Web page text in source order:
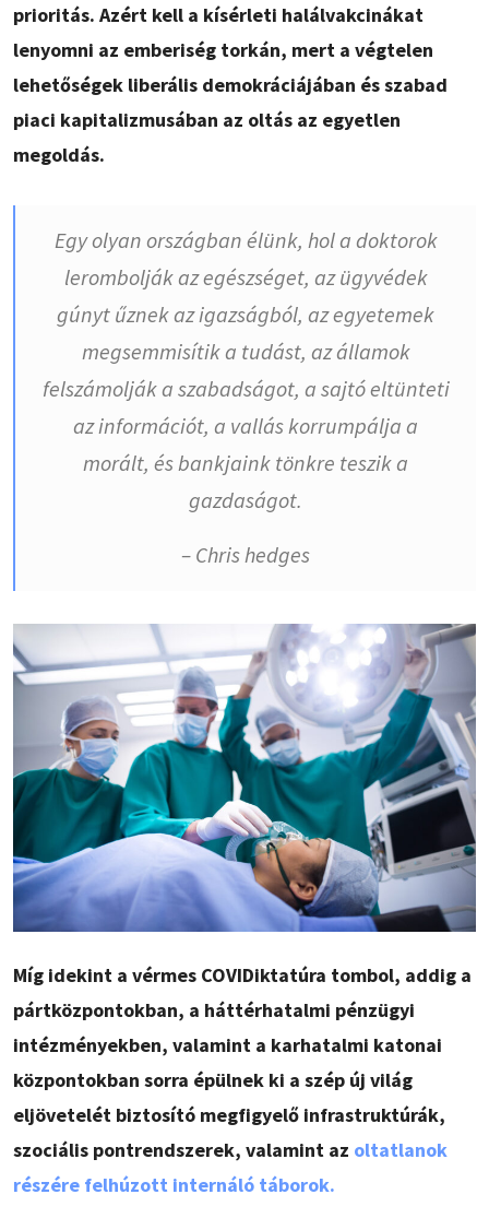
prioritás. Azért kell a kísérleti halálvakcinákat
lenyomni az emberiség torkán, mert a végtelen
lehetőségek liberális demokráciájában és szabad
piaci kapitalizmusában az oltás az egyetlen
megoldás.
Egy olyan országban élünk, hol a doktorok
lerombolják az egészséget, az ügyvédek
gúnyt űznek az igazságból, az egyetemek
megsemmisítik a tudást, az államok
felszámolják a szabadságot, a sajtó eltünteti
az információt, a vallás korrumpálja a
morált, és bankjaink tönkre teszik a
gazdaságot.
– Chris hedges
Míg idekint a vérmes COVIDiktatúra tombol, addig a
pártközpontokban, a háttérhatalmi pénzügyi
intézményekben, valamint a karhatalmi katonai
központokban sorra épülnek ki a szép új világ
eljövetelét biztosító megfigyelő infrastruktúrák,
szociális pontrendszerek, valamint az oltatlanok
részére felhúzott internáló táborok.